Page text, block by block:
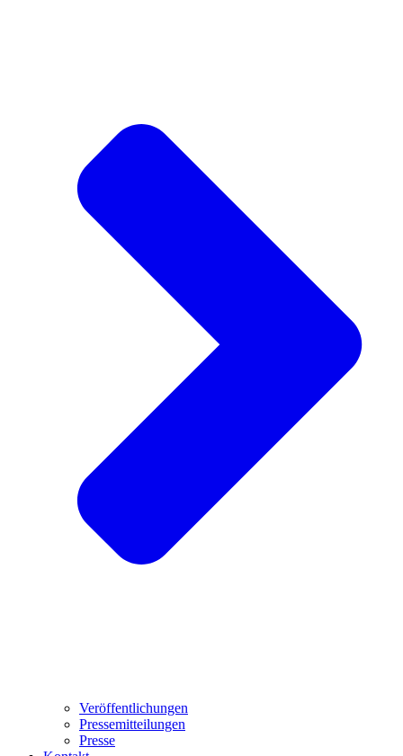
Veröffentlichungen
Pressemitteilungen
Presse